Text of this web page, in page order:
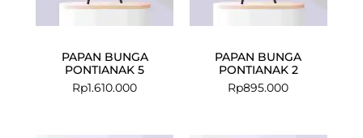
PAPAN BUNGA
PONTIANAK 5
Rp1.610.000
PAPAN BUNGA
PONTIANAK 2
Rp895.000